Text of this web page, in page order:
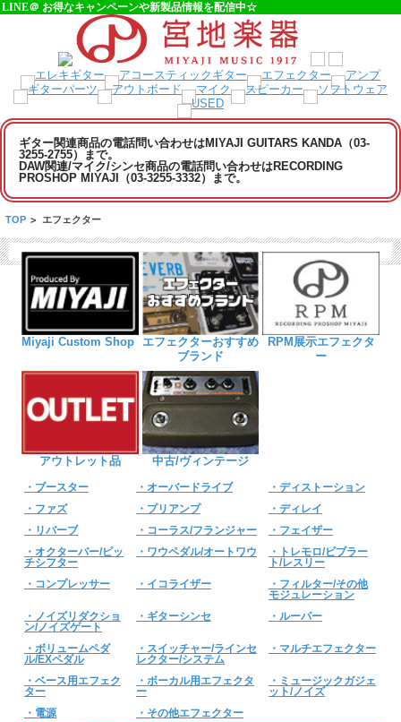
LINE＠ お得なキャンペーンや新製品情報を配信中☆
ギター関連商品の電話問い合わせはMIYAJI GUITARS KANDA（03-
3255-2755）まで。
DAW関連/マイク/シンセ商品の電話問い合わせはRECORDING
PROSHOP MIYAJI（03-3255-3332）まで。
TOP > エフェクター
Miyaji Custom Shop
エフェクターおすすめ
ブランド
RPM展示エフェクタ
ー
アウトレット品 中古/ヴィンテージ
・ブースター ・オーバードライブ
・ディストーション
・ファズ
・プリアンプ
・ディレイ
・リバーブ
・コーラス/フランジャー
・フェイザー
・オクターバー/ピッ
チシフター
・ワウペダル/オートワウ
・トレモロ/ビブラー
ト/レスリー
・コンプレッサー
・イコライザー
・フィルター/その他
モジュレーション
・ノイズリダクショ
ン/ノイズゲート
・ギターシンセ ・ルーパー
・ボリュームペダ
ル/EXペダル
・スイッチャー/ラインセ
レクター/システム
・マルチエフェクター
・ベース用エフェク
ター
・ボーカル用エフェクタ
ー
・ミュージックガジェ
ット/ノイズ
・電源
・その他エフェクター